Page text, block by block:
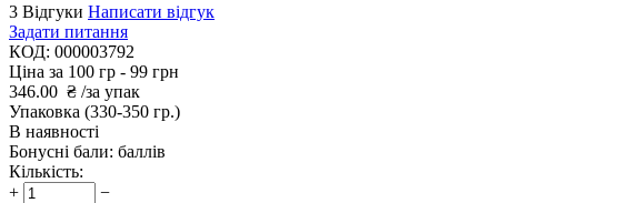
3 Відгуки Написати відгук
Задати питання
КОД: 000003792
Ціна за 100 гр - 99 грн
346.00 ₴ /за упак
Упаковка (330-350 гр.)
В наявності
Бонусні бали: баллів
Кількість:
+
−